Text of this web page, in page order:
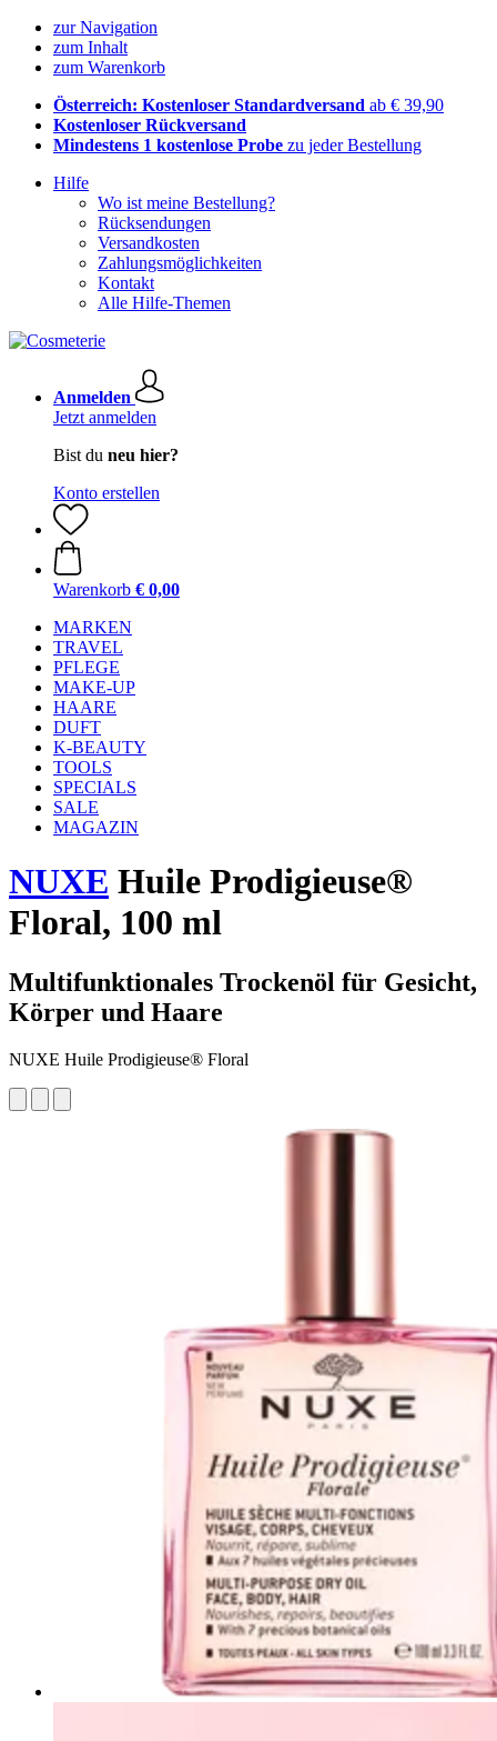
zur Navigation
zum Inhalt
zum Warenkorb
Österreich: Kostenloser Standardversand ab € 39,90
Kostenloser Rückversand
Mindestens 1 kostenlose Probe zu jeder Bestellung
Hilfe
Wo ist meine Bestellung?
Rücksendungen
Versandkosten
Zahlungsmöglichkeiten
Kontakt
Alle Hilfe-Themen
Anmelden
Jetzt anmelden
Bist du neu hier?
Konto erstellen
Warenkorb € 0,00
MARKEN
TRAVEL
PFLEGE
MAKE-UP
HAARE
DUFT
K-BEAUTY
TOOLS
SPECIALS
SALE
MAGAZIN
NUXE Huile Prodigieuse®
Floral, 100 ml
Multifunktionales Trockenöl für Gesicht,
Körper und Haare
NUXE Huile Prodigieuse® Floral